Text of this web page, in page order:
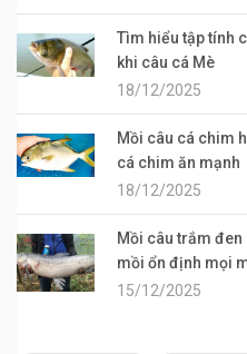
Tìm hiểu tập tính
khi câu cá Mè
18/12/2025
Mồi câu cá chim
cá chim ăn mạnh
18/12/2025
Mồi câu trắm
mồi ổn định mọi
15/12/2025